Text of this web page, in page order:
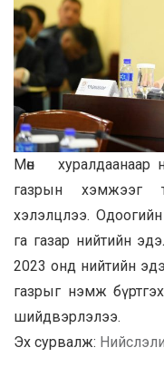
Мөн хуралдаанаар
газрын хэмжээг
хэлэлцлээ.
га газар нийтийн
2023 онд нийтийн
газрыг нэмж
шийдвэрлэлээ.
Эх сурвалж: